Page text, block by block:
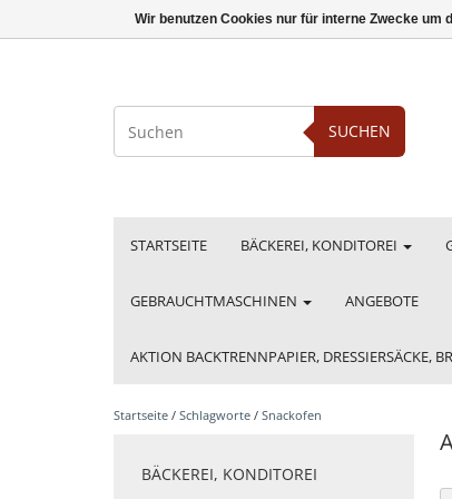
SUCHEN
STARTSEITE BÄCKEREI, KONDITOREI
GEBRAUCHTMASCHINEN ANGEBOTE
AKTION BACKTRENNPAPIER, DRESSIERSÄCKE,
Startseite / Schlagworte / Snackofen
BÄCKEREI, KONDITOREI
Wir benutzen Cookies nur für interne Zwecke um